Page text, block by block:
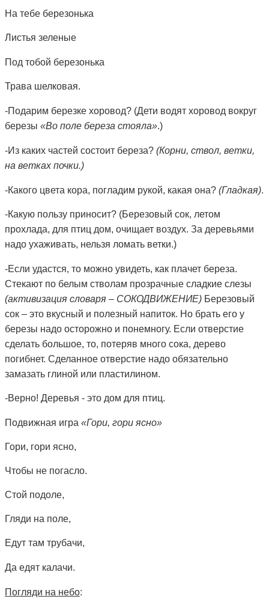
На тебе березонька
Листья зеленые
Под тобой березонька
Трава шелковая.
-Подарим березке хоровод? (Дети водят хоровод вокруг
березы «Во поле береза стояла».)
-Из каких частей состоит береза? (Корни, ствол, ветки,
на ветках почки.)
-Какого цвета кора, погладим рукой, какая она? (Гладкая).
-Какую пользу приносит? (Березовый сок, летом
прохлада, для птиц дом, очищает воздух. За деревьями
надо ухаживать, нельзя ломать ветки.)
-Если удастся, то можно увидеть, как плачет береза.
Стекают по белым стволам прозрачные сладкие слезы
(активизация словаря – СОКОДВИЖЕНИЕ) Березовый
сок – это вкусный и полезный напиток. Но брать его у
березы надо осторожно и понемногу. Если отверстие
сделать большое, то, потеряв много сока, дерево
погибнет. Сделанное отверстие надо обязательно
замазать глиной или пластилином.
-Верно! Деревья - это дом для птиц.
Подвижная игра «Гори, гори ясно»
Гори, гори ясно,
Чтобы не погасло.
Стой подоле,
Гляди на поле,
Едут там трубачи,
Да едят калачи.
Погляди на небо: